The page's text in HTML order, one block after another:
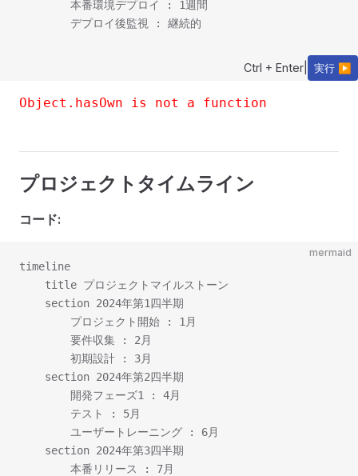
        本番環境デプロイ : 1週間
Ctrl + Enter 実行 ▶
Object.hasOwn is not a function
プロジェクトタイムライン
コード:
mermaid
timeline
    title プロジェクトマイルストーン
    section 2024年第1四半期
        プロジェクト開始 : 1月
        要件収集 : 2月
        初期設計 : 3月
    section 2024年第2四半期
        開発フェーズ1 : 4月
        テスト : 5月
        ユーザートレーニング : 6月
    section 2024年第3四半期
        本番リリース : 7月